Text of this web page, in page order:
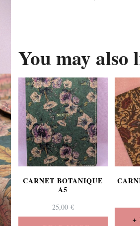
You may
CARNET BOTANIQUE
A5
25,00 €